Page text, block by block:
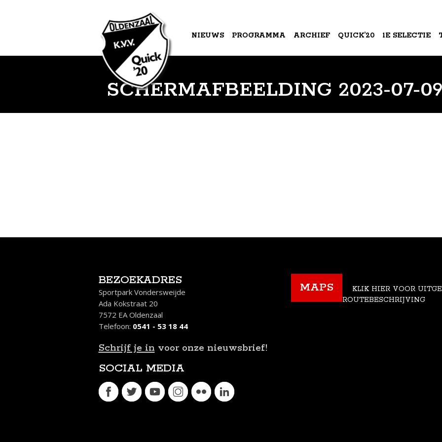
NIEUWS PROGRAMMA ARCHIEF QUICK’20 1E SELECTIE
SCHERM­AFBEELDING 2023-07-09
BEZOEKADRES
Sportpark Vondersweijde
Ada Kokstraat 20
7572 EA Oldenzaal
Telefoon: 0541 - 53 18 44
Schrijf je in voor onze nieuwsbrief!
SOCIAL MEDIA
MAPS
KLIK HIER VOOR
ROUTEBESCHRIJVING